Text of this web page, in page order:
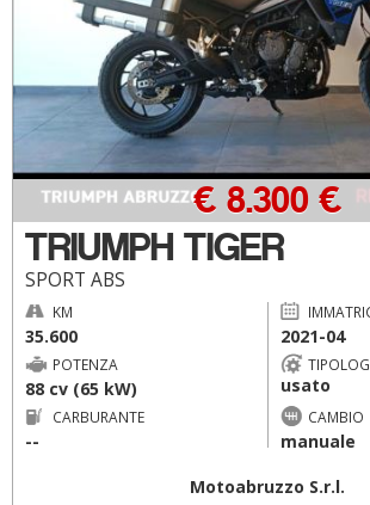
TRIUMPH TIGER
SPORT ABS
€ 8.300 €
KM
35.600 2021-04
POTENZA
88 cv (65 kW) usato
CARBURANTE
--
CAMBIO
manuale
Motoabruzzo S.r.l.